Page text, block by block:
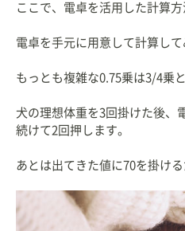
ここで、電卓を活用した計算方
電卓を手元に用意して計算して
もっとも複雑な0.75乗は3/4乗
犬の理想体重を3回掛けた後、
続けて2回押します。
あとは出てきた値に70を掛ける